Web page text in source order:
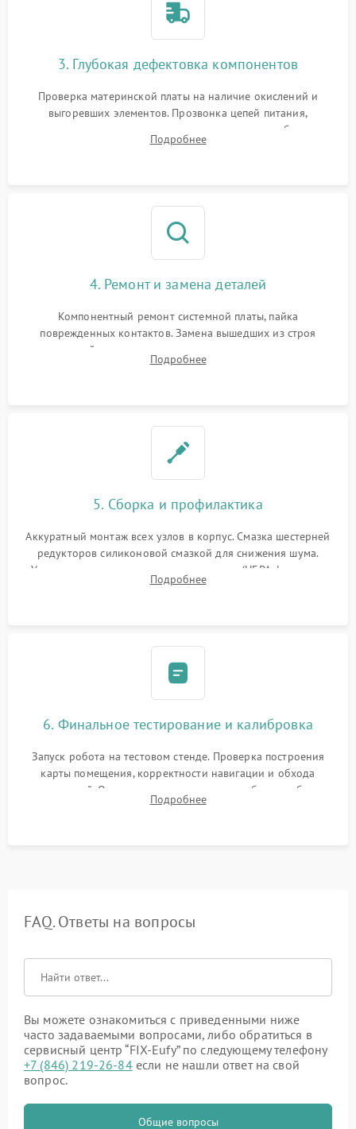
3. Глубокая дефектовка компонентов
Проверка материнской платы на наличие окислений и
выгоревших элементов. Прозвонка цепей питания,
тестирование приводных моторов колес и турбины
всасывания. Оценка состояния оптических и инфракрасных
Подробнее
4. Ремонт и замена деталей
Компонентный ремонт системной платы, пайка
поврежденных контактов. Замена вышедших из строя
двигателей, изношенного аккумулятора, неисправного
лидара или помпы подачи воды. Восстановление шлейфов и
Подробнее
5. Сборка и профилактика
Аккуратный монтаж всех узлов в корпус. Смазка шестерней
редукторов силиконовой смазкой для снижения шума.
Установка новых расходных материалов (HEPA-фильтров,
микрофибры, щеток). Надежная фиксация разъемов и
Подробнее
6. Финальное тестирование и калибровка
Запуск робота на тестовом стенде. Проверка построения
карты помещения, корректности навигации и обхода
препятствий. Оценка силы всасывания и работы турбины.
Тестирование автоматического возврата на док-станцию и
Подробнее
FAQ. Ответы на вопросы
Вы можете ознакомиться с приведенными ниже
часто задаваемыми вопросами, либо обратиться в
сервисный центр “FIX-Eufy” по следующему телефону
+7 (846) 219-26-84если не нашли ответ на свой
вопрос.
Общие вопросы